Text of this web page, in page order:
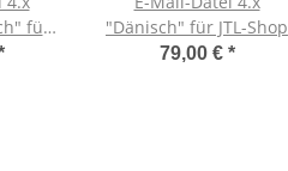
für
"Dänisch" für JTL-Shop
79,00 € *